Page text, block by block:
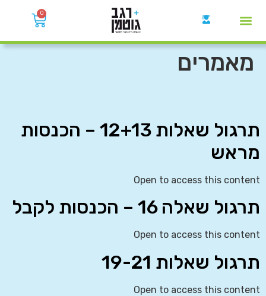
0
מאמרים
תרגול שאלות 12+13 – הכנסות
מראש
Open to access this content
תרגול שאלה 16 – הכנסות לקבל
Open to access this content
תרגול שאלות 19-21
Open to access this content